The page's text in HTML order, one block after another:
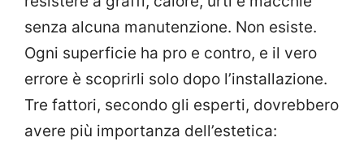
senza alcuna manutenzione. Non esiste.
Ogni superficie ha pro e contro, e il vero
errore è scoprirli solo dopo l’installazione.
Tre fattori, secondo gli esperti, dovrebbero
avere più importanza dell’estetica: